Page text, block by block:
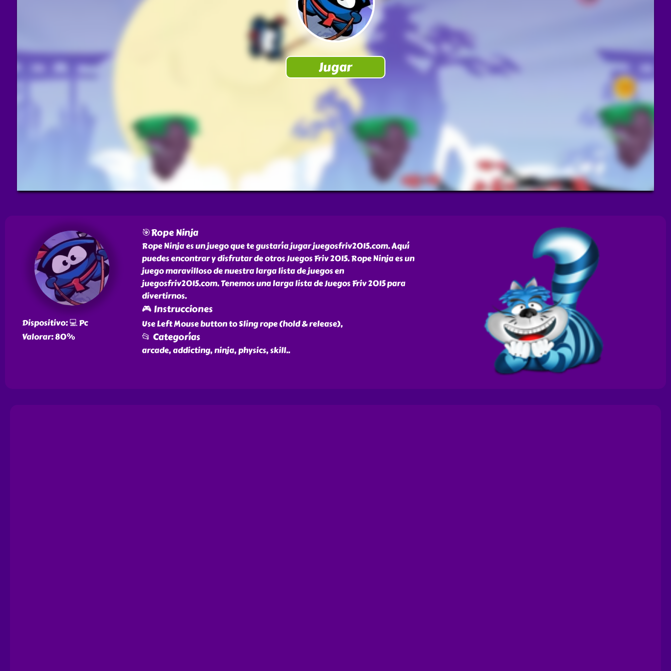
Dispositivo: 💻 Pc
Valorar: 80%
🎯Rope Ninja
Rope Ninja es un juego que te gustaría jugar juegosfriv2015.com. Aquí
puedes encontrar y disfrutar de otros Juegos Friv 2015. Rope Ninja es un
juego maravilloso de nuestra larga lista de juegos en
juegosfriv2015.com. Tenemos una larga lista de Juegos Friv 2015 para
divertirnos.
🎮 Instrucciones
Use Left Mouse button to Sling rope (hold & release),
📂 Categorías
arcade, addicting, ninja, physics, skill..